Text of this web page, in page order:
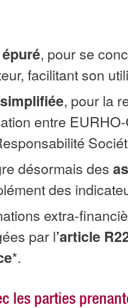
, pour se
facilitant son
, pour la
entre
désormais des
des
extra-
par l’article
*.
les parties